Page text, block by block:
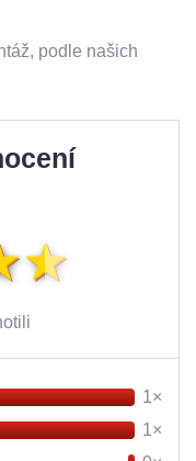
podle našich
1×
1×